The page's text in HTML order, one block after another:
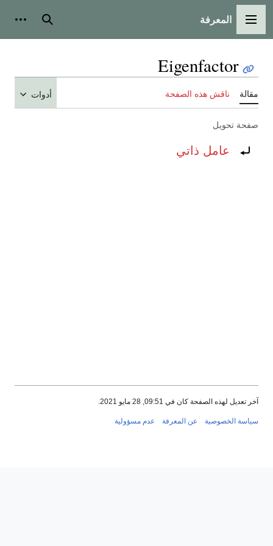
القائمة الرئيسية
المعرفة بحث
Eigenfactor
مقالة ناقش هذه الصفحة أدوات
صفحة تحويل
تحويل إلى:عامل ذاتي
آخر تعديل لهذه الصفحة كان في 09:51, 28 مايو 2021.
سياسة الخصوصية عن المعرفة عدم مسؤولية